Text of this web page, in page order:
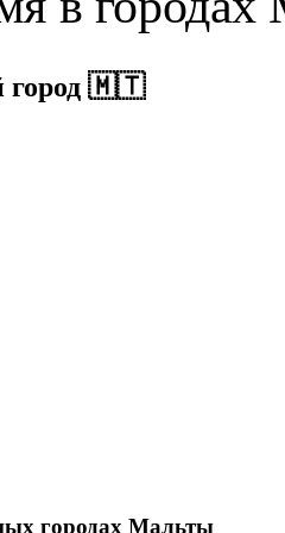
🇲🇹
городах Мальты